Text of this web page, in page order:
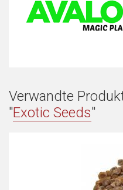
Verwandte
"Exotic Seeds"